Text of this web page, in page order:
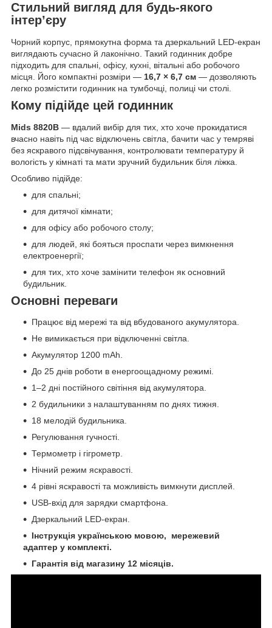
Стильний вигляд для будь-якого
інтер’єру
Чорний корпус, прямокутна форма та дзеркальний LED-екран
виглядають сучасно й лаконічно. Такий годинник добре
підходить для спальні, офісу, кухні, вітальні або робочого
місця. Його компактні розміри — 16,7 × 6,7 см — дозволяють
легко розмістити годинник на тумбочці, полиці чи столі.
Кому підійде цей годинник
Mids 8820B — вдалий вибір для тих, хто хоче прокидатися
вчасно навіть під час відключень світла, бачити час у темряві
без яскравого підсвічування, контролювати температуру й
вологість у кімнаті та мати зручний будильник біля ліжка.
Особливо підійде:
для спальні;
для дитячої кімнати;
для офісу або робочого столу;
для людей, які бояться проспати через вимкнення
електроенергії;
для тих, хто хоче замінити телефон як основний
будильник.
Основні переваги
Працює від мережі та від вбудованого акумулятора.
Не вимикається при відключенні світла.
Акумулятор 1200 mAh.
До 25 днів роботи в енергоощадному режимі.
1–2 дні постійного світіння від акумулятора.
2 будильники з налаштуванням по днях тижня.
18 мелодій будильника.
Регулювання гучності.
Термометр і гігрометр.
Нічний режим яскравості.
4 рівні яскравості та можливість вимкнути дисплей.
USB-вхід для зарядки смартфона.
Дзеркальний LED-екран.
Інструкція українською мовою, мережевий
адаптер у комплекті.
Гарантія від магазину 12 місяців.